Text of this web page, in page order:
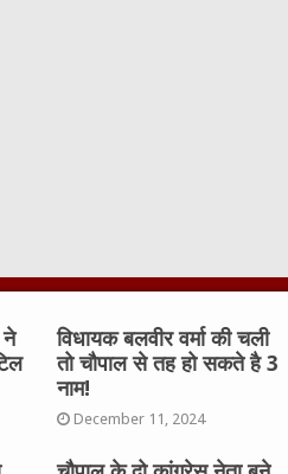
ने
विधायक बलवीर वर्मा की चली
तो चौपाल से तह हो सकते है 3
नाम!
December 11, 2024